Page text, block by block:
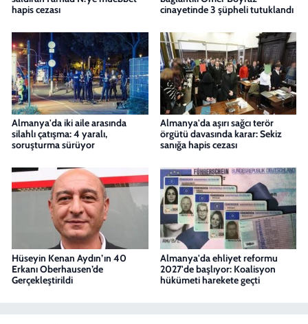
hapis cezası
cinayetinde 3 şüpheli tutuklandı
Almanya'da iki aile arasında
silahlı çatışma: 4 yaralı,
soruşturma sürüyor
Almanya'da aşırı sağcı terör
örgütü davasında karar: Sekiz
sanığa hapis cezası
Hüseyin Kenan Aydın’ın 40
Erkanı Oberhausen’de
Gerçekleştirildi
Almanya'da ehliyet reformu
2027'de başlıyor: Koalisyon
hükümeti harekete geçti